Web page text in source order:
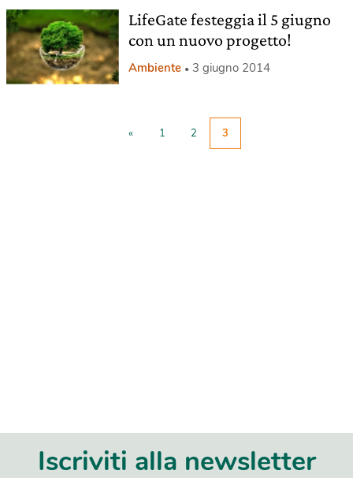
LifeGate festeggia il 5 giugno
con un nuovo progetto!
Ambiente 3 giugno 2014
« 1 2 3
Iscriviti alla newsletter